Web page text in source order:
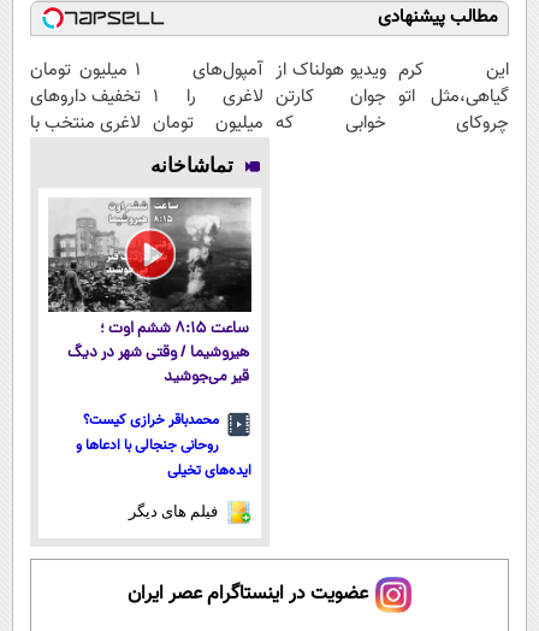
مطالب پیشنهادی
این کرم
گیاهی،مثل اتو
چروکای
ویدیو هولناک از
جوان کارتن
خوابی که
آمپول‌های
لاغری را ۱
میلیون تومان
ارزان‌تر از
همه‌جا بخر!
۱ میلیون تومان
تخفیف داروهای
لاغری منتخب با
نزدیکت
تماشاخانه
ساعت ۸:۱۵ ششم اوت ؛
هیروشیما / وقتی شهر در دیگ
قیر می‌جوشید
محمدباقر خرازی کیست؟
روحانی جنجالی با ادعاها و
ایده‌های تخیلی
فیلم های دیگر
عضویت در اینستاگرام عصر ایران